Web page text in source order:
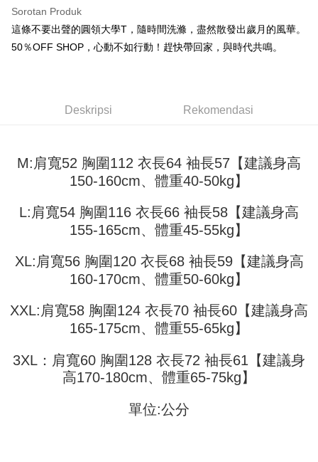
OP Pay Later
Deskripsi
[Terma Penggunaan untuk OP Pay Later]
Jika anda memilih OP Pay Later sebagai kaedah pembayaran, sistem
mudah alih anda, memilih bilangan ansuran, dan menetapkan tarikh
akhir pembayaran. Transaksi akan dianggap selesai setelah pembayaran
Had kredit yang diluluskan, tempoh ansuran yang tersedia, dan yuran
yang dikenakan adalah tertakluk kepada maklumat yang dinyatakan
pada halaman pengesahan transaksi seterusnya.
Jika transaksi tidak disahkan dalam masa 30 minit selepas pesanan
dibuat, atau jika permohonan gagal dalam proses semakan, pesanan
akan dibatalkan secara automatik. Jika permohonan gagal pada
tidak dipenuhi; butiran penilaian khusus tidak akan didedahkan.
[Arahan Pembayaran]
Pembayaran ansuran melalui OP Pay Later akan dibilkan secara
berasingan dan tidak termasuk dalam bil telekom anda. SMS peringatan
pembayaran akan dihantar selepas kitaran bil bulanan.
Selepas mengakses bil melalui pautan dalam SMS, anda boleh
1. Dengan memilih AFTEE sebagai kaedah pembayaran, mesej
dihantar ke alamat yang ditetapkan.
4. Setelah pesanan disahkan, anda akan menerima SMS pembayaran
manakala ahli aplikasi akan menerima pemberitahuan tolak aplikasi
5. Tiada bayaran diperlukan apabila anda menerima produk. Sila buat
pembayaran di empat kedai serbaneka utama, ATM atau perbankan
dalam talian dengan SMS pembayaran atau pemberitahuan tolak aplikasi
Sila ambil perhatian bahawa tempoh pembayaran adalah 14 hari. Walau
bagaimanapun, bagi mereka yang telah memuat turun Aplikasi AFTEE
dan mendaftar sebagai ahli AFTEE boleh menikmati tempoh pembayaran
sehingga 45 hari.
ditambah dengan bilangan hari yang boleh dilanjutkan oleh AFTEE. Anda
boleh melanjutkan tempoh pembayaran anda sebelum anda menerima
pesanan. Walau bagaimanapun, tiada jaminan bahawa anda boleh
prapesanan atau produk yang mungkin mengambil masa yang lebih
lama untuk dihantar). Oleh itu, anda dikehendaki membuat pembayaran
Pemindahan ATM
全家取貨付款
NT$45/pesanan
付款 後全家取貨
NT$45/pesanan
7-11取貨付款
NT$45/pesanan | Penghantaran percuma untuk pesanan
付款 後7-11取貨
NT$45/pesanan | Penghantaran percuma untuk pesanan
NT$499 atau lebih
Sorotan Produk
這條不要出聲的圓領大學T，隨時間洗滌，盡然散發出歲月的風華。
50％OFF SHOP，心動不如行動！趕快帶回家，與時代共鳴。
Deskripsi Rekomendasi
M:肩寬52 胸圍112 衣長64 袖長57【建議身高
150-160cm、體重40-50kg】
L:肩寬54 胸圍116 衣長66 袖長58【建議身高
155-165cm、體重45-55kg】
XL:肩寬56 胸圍120 衣長68 袖長59【建議身高
160-170cm、體重50-60kg】
XXL:肩寬58 胸圍124 衣長70 袖長60【建議身高
165-175cm、體重55-65kg】
3XL：肩寬60 胸圍128 衣長72 袖長61【建議身
高170-180cm、體重65-75kg】
單位:公分